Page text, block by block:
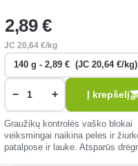
2,89 €
JC20,64 €/kg
− + Į krepšelį
Graužikų kontrolės vaško blokai
veiksmingai naikina peles ir
patalpose ir lauke. Atsparūs